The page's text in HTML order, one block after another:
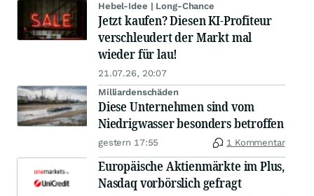
Hebel-Idee | Long-Chance
Jetzt kaufen? Diesen KI-Profiteur
verschleudert der Markt mal
wieder für lau!
21.07.26, 20:07
Milliardenschäden
Diese Unternehmen sind vom
Niedrigwasser besonders betroffen
gestern 17:55 1 Kommentar
Europäische Aktienmärkte im Plus,
Nasdaq vorbörslich gefragt